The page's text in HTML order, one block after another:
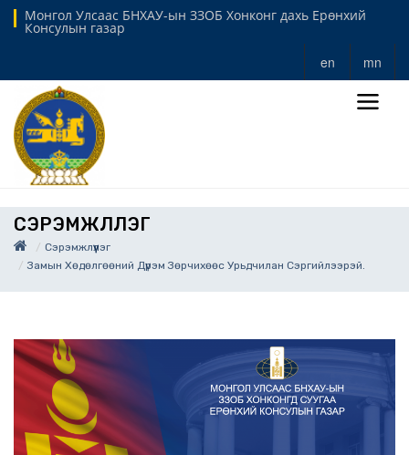
Монгол Улсаас БНХАУ-ын ЗЗОБ Хонконг дахь Ерөнхий
Консулын газар
en mn
СЭРЭМЖЛҮҮЛЭГ
Сэрэмжлүүлэг
Замын Хөдөлгөөний Дүрэм Зөрчихөөс Урьдчилан Сэргийлээрэй.